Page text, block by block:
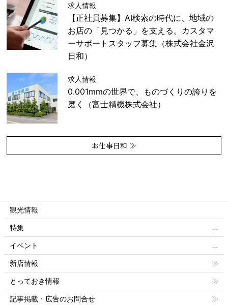
求人情報
【正社員募集】AI検索の時代に、地域の
お店の「見つかる」を支える。カスタマ
ーサポートスタッフ募集（株式会社金沢
日和）
求人情報
0.001mmの世界で、ものづくりの誇りを
磨く（富士精機株式会社）
お仕事日和 ≫
観光情報
特集
イベント
新店情報
とっておき情報
記事掲載・広告のお問合せ